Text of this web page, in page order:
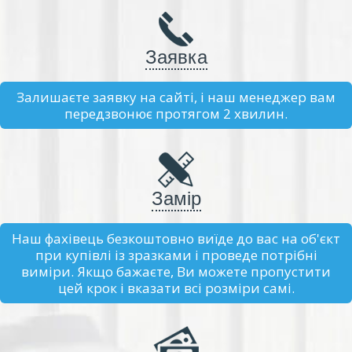
Заявка
Залишаєте заявку на сайті, і наш менеджер вам
передзвонює протягом 2 хвилин.
Замір
Наш фахівець безкоштовно виїде до вас на об'єкт
при купівлі із зразками і проведе потрібні
виміри. Якщо бажаєте, Ви можете пропустити
цей крок і вказати всі розміри самі.